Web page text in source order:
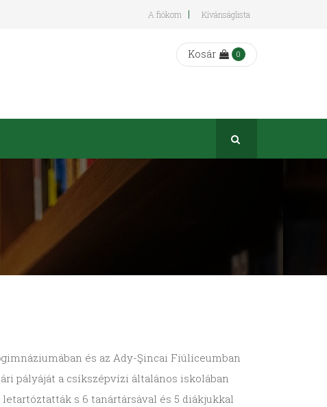
A fiókom Kívánságlista
Kosár 0
és az Ady-Şincai Fiúlíceumban
pályáját a csíkszépvízi általános iskolában
letartóztatták s 6 tanártársával és 5 diákjukkal